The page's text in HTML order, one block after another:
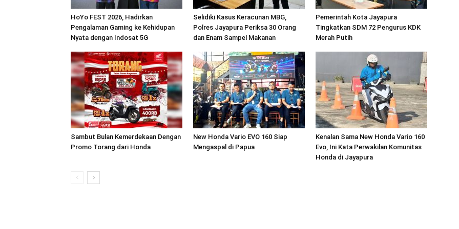
HoYo FEST 2026, Hadirkan
Pengalaman Gaming ke Kehidupan
Nyata dengan Indosat 5G
Selidiki Kasus Keracunan MBG,
Polres Jayapura Periksa 30 Orang
dan Enam Sampel Makanan
Pemerintah Kota Jayapura
Tingkatkan SDM 72 Pengurus KDK
Merah Putih
Sambut Bulan Kemerdekaan Dengan
Promo Torang dari Honda
New Honda Vario EVO 160 Siap
Mengaspal di Papua
Kenalan Sama New Honda Vario 160
Evo, Ini Kata Perwakilan Komunitas
Honda di Jayapura